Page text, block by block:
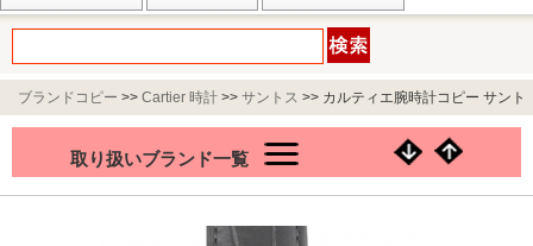
ブランドコピー >> Cartier 時計 >> サントス >> カルティエ腕時計コピー サント
取り扱いブランド一覧